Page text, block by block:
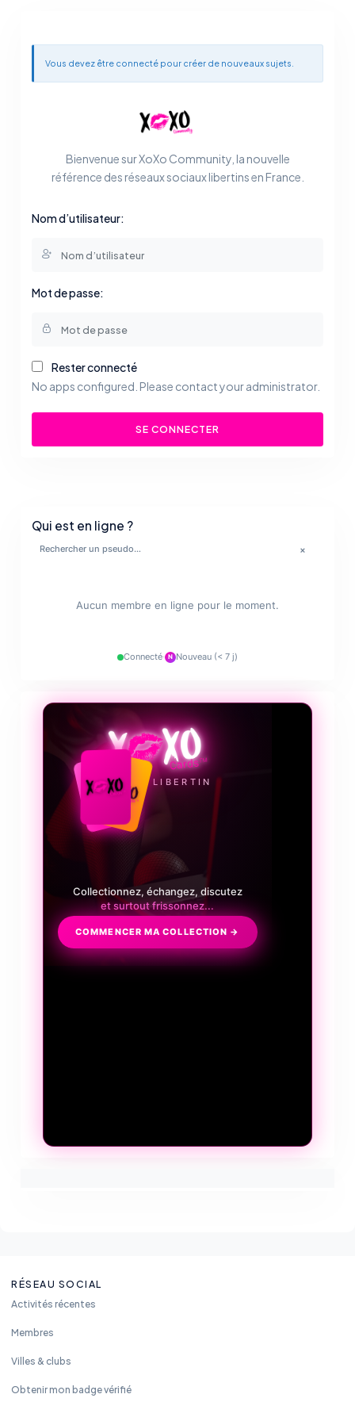
Vous devez être connecté pour créer de nouveaux sujets.
Bienvenue sur XoXo Community, la nouvelle
référence des réseaux sociaux libertins en France.
Nom d’utilisateur:
Mot de passe:
Rester connecté
No apps configured. Please contact your administrator.
SE CONNECTER
Qui est en ligne ?
×
Aucun membre en ligne pour le moment.
Connecté· N Nouveau (< 7 j)
LE JEU LIBERTIN
Collectionnez, échangez, discutez
et surtout frissonnez...
COMMENCER MA COLLECTION →
RÉSEAU SOCIAL
Activités récentes
Membres
Villes & clubs
Obtenir mon badge vérifié